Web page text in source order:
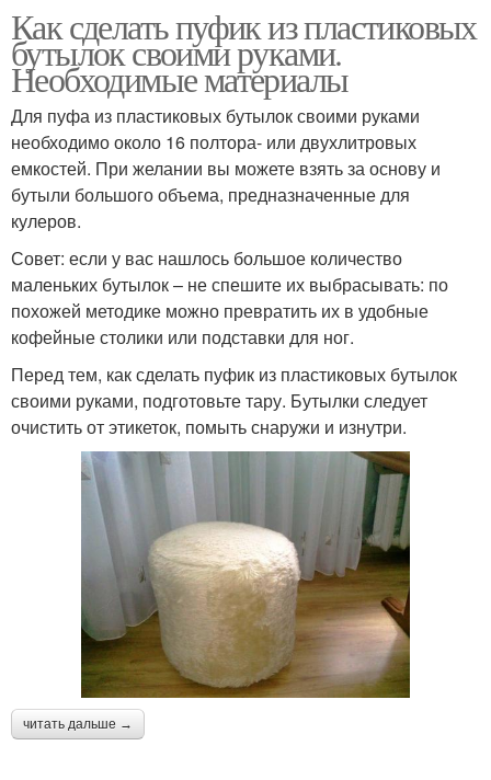
Как сделать пуфик из пластиковых
бутылок своими руками.
Необходимые материалы
Для пуфа из пластиковых бутылок своими руками
необходимо около 16 полтора- или двухлитровых
емкостей. При желании вы можете взять за основу и
бутыли большого объема, предназначенные для
кулеров.
Совет: если у вас нашлось большое количество
маленьких бутылок – не спешите их выбрасывать: по
похожей методике можно превратить их в удобные
кофейные столики или подставки для ног.
Перед тем, как сделать пуфик из пластиковых бутылок
своими руками, подготовьте тару. Бутылки следует
очистить от этикеток, помыть снаружи и изнутри.
читать дальше →